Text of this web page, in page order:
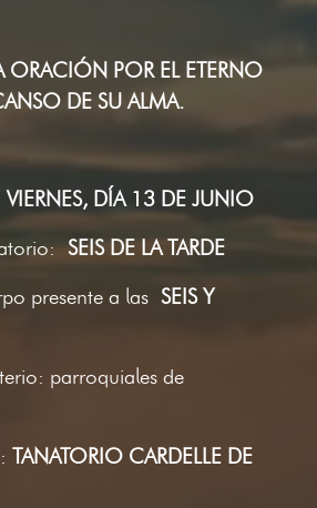
ORACIÓN POR EL ETERNO
DE SU ALMA.
VIERNES, DÍA 13 DE JUNIO
SEIS DE LA TARDE
presente a las SEIS Y
parroquiales de
TANATORIO CARDELLE DE